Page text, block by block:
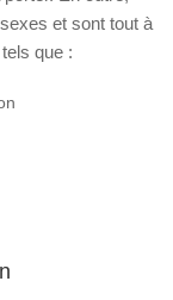
et sont tout à
que :